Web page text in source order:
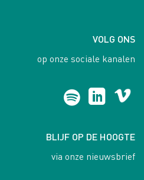
VOLG ONS
op onze sociale kanalen
BLIJF OP DE HOOGTE
via onze nieuwsbrief